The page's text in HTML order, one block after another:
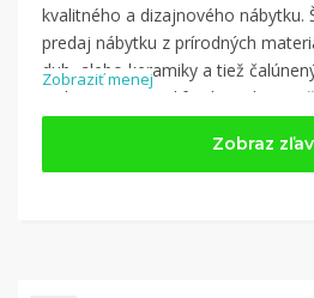
kvalitného a dizajnového nábytku.
predaj nábytku z prírodných
dub, alebo keramiky a tiež
Nakupujte na Delife-shop.sk a
Dom a záhrada
Zobraziť menej
Zobraz